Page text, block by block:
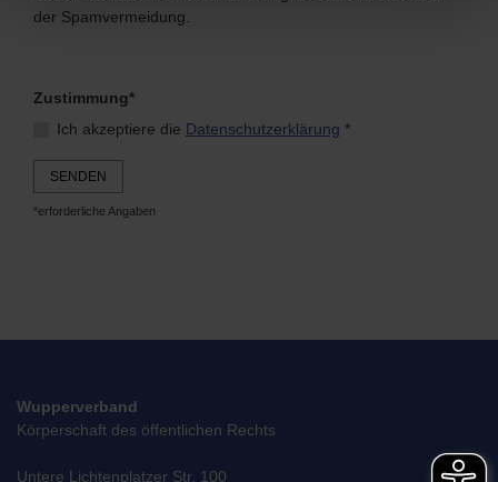
der Spamvermeidung.
Zustimmung*
Ich akzeptiere die Datenschutzerklärung *
SENDEN
*erforderliche Angaben
Wupperverband
Körperschaft des öffentlichen Rechts
Untere Lichtenplatzer Str. 100